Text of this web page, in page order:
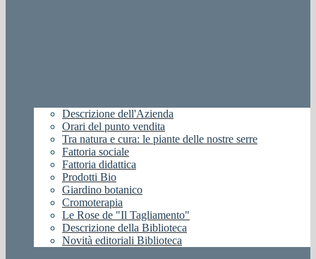
Descrizione dell'Azienda
Orari del punto vendita
Tra natura e cura: le piante delle nostre serre
Fattoria sociale
Fattoria didattica
Prodotti Bio
Giardino botanico
Cromoterapia
Le Rose de "Il Tagliamento"
Descrizione della Biblioteca
Novità editoriali Biblioteca